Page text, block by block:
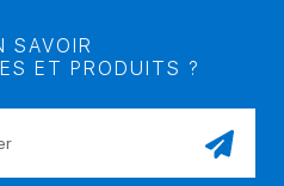
SAVOIR
ET PRODUITS ?